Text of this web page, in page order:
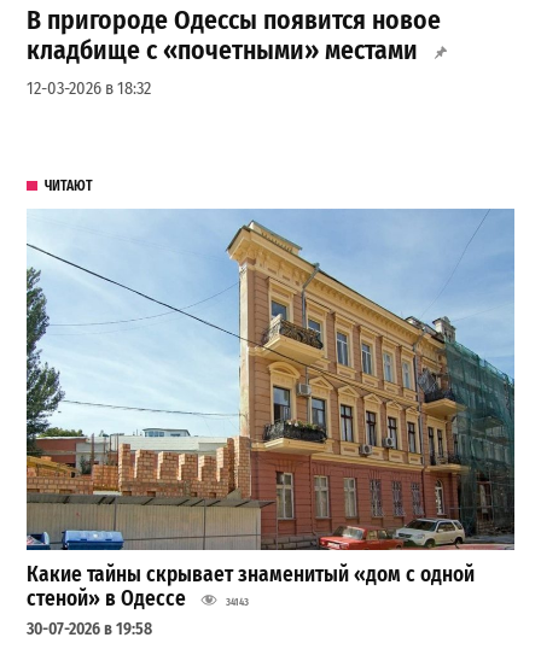
В пригороде Одессы появится новое
кладбище с «почетными» местами
12-03-2026 в 18:32
ЧИТАЮТ
Какие тайны скрывает знаменитый «дом с одной
стеной» в Одессе
34143
30-07-2026 в 19:58